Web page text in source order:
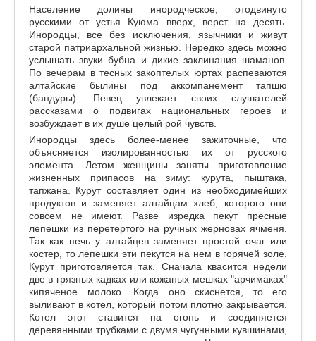
Население долины инородческое, отодвинуто
русскими от устья Куюма вверх, верст на десять.
Инородцы, все без исключения, язычники и живут
старой патриархальной жизнью. Нередко здесь можно
услышать звуки бубна и дикие заклинания шаманов.
По вечерам в тесных закоптелых юртах распеваются
алтайские былины под аккомпанемент тапшю
(бандуры). Певец увлекает своих слушателей
рассказами о подвигах национальных героев и
возбуждает в их душе целый рой чувств.
Инородцы здесь более-менее зажиточные, что
объясняется изолированностью их от русского
элемента. Летом женщины заняты приготовление
жизненных припасов на зиму: курута, пыштака,
тапжана. Курут составляет один из необходимейших
продуктов и заменяет алтайцам хлеб, которого они
совсем не имеют. Разве изредка пекут пресные
лепешки из перетертого на ручных жерновах ячменя.
Так как печь у алтайцев заменяет простой очаг или
костер, то лепешки эти пекутся на нем в горячей золе.
Курут приготовляется так. Сначала квасится недели
две в грязных кадках или кожаных мешках "арчимаках"
кипяченое молоко. Когда оно скиснется, то его
выливают в котел, который потом плотно закрывается.
Котел этот ставится на огонь и соединяется
деревянными трубками с двумя чугунными кувшинами,